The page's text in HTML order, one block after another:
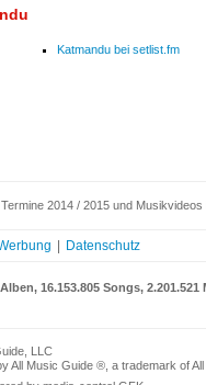
Katmandu bei setlist.fm
2014 / 2015 und Musikvideos
Datenschutz
16.153.805 Songs,
LLC
All Music Guide ®, a trademark of All